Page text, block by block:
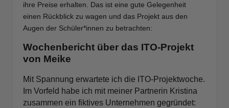
ihre Preise erhalten. Das ist eine gute Gelegenheit
einen Rückblick zu wagen und das Projekt aus den
Augen der Schüler*innen zu betrachten:
Wochenbericht über das ITO-Projekt
von Meike
Mit Spannung erwartete ich die ITO-Projektwoche.
Im Vorfeld habe ich mit meiner Partnerin Kristina
zusammen ein fiktives Unternehmen gegründet: